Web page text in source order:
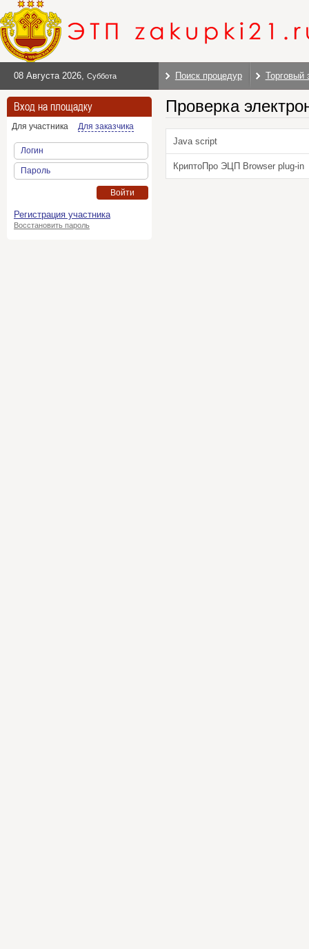
08 Августа 2026, Суббота Поиск процедур Торговый
Вход на площадку
Для участника Для заказчика
Логин
Пароль
Войти
Регистрация участника
Восстановить пароль
Проверка
Java script
КриптоПро ЭЦП Browser plug-in